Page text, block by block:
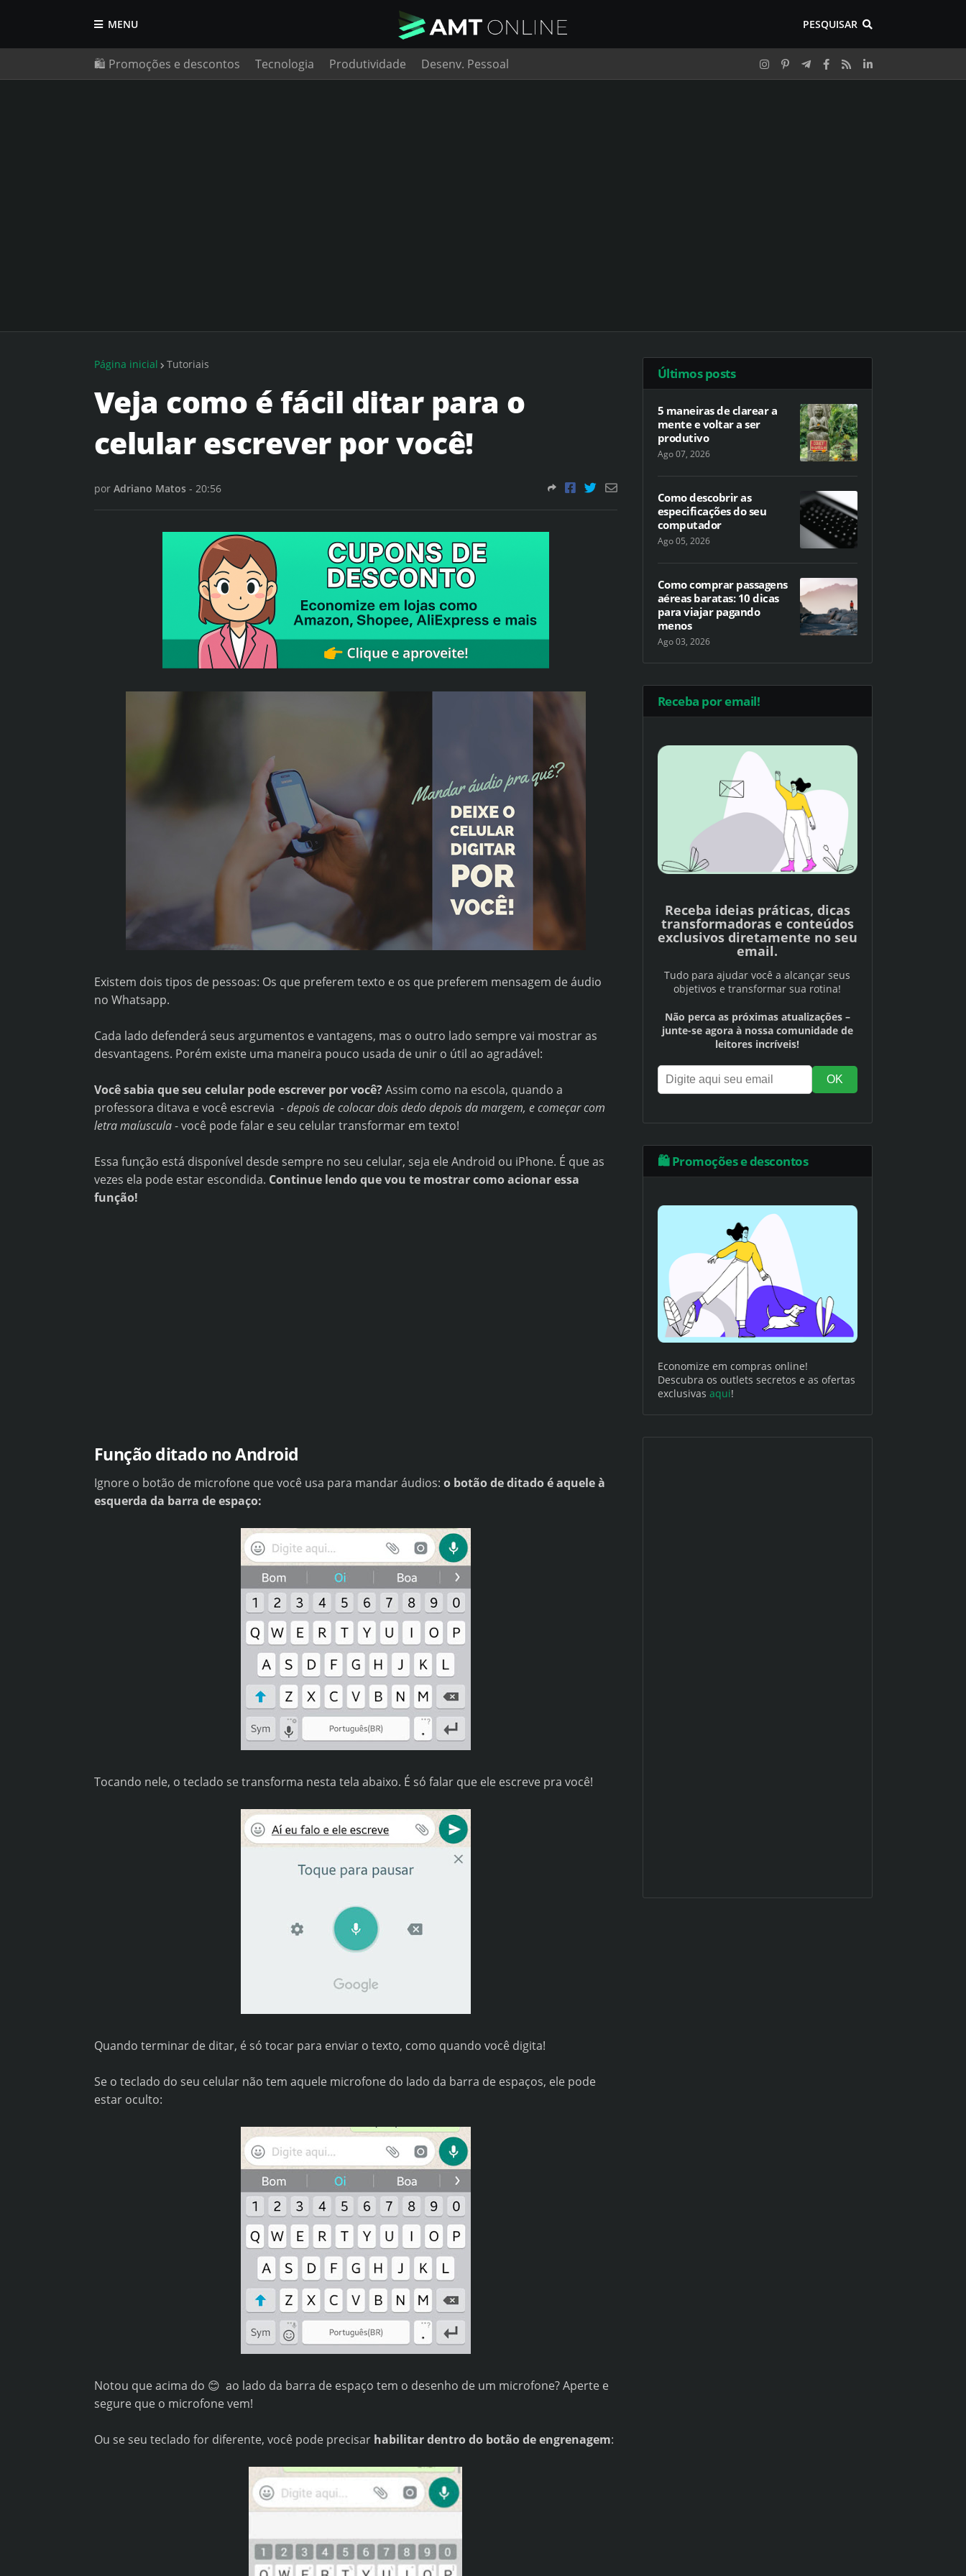
MENU PESQUISAR
🛍️ Promoções e descontos Tecnologia Produtividade Desenv. Pessoal
Página inicial Tutoriais
Veja como é fácil ditar para o
celular escrever por você!
por Adriano Matos - 20:56
Existem dois tipos de pessoas: Os que preferem texto e os que preferem mensagem de áudio
no Whatsapp.
Cada lado defenderá seus argumentos e vantagens, mas o outro lado sempre vai mostrar as
desvantagens. Porém existe uma maneira pouco usada de unir o útil ao agradável:
Você sabia que seu celular pode escrever por você?Assim como na escola, quando a
professora ditava e você escrevia -depois de colocar dois dedo depois da margem, e começar com
letra maíuscula- você pode falar e seu celular transformar em texto!
Essa função está disponível desde sempre no seu celular, seja ele Android ou iPhone. É que as
vezes ela pode estar escondida. Continue lendo que vou te mostrar como acionar essa
função!
Função ditado no Android
Ignore o botão de microfone que você usa para mandar áudios: o botão de ditado é aquele à
esquerda da barra de espaço:
Tocando nele, o teclado se transforma nesta tela abaixo. É só falar que ele escreve pra você!
Quando terminar de ditar, é só tocar para enviar o texto, como quando você digita!
Se o teclado do seu celular não tem aquele microfone do lado da barra de espaços, ele pode
estar oculto:
Notou que acima do 😊 ao lado da barra de espaço tem o desenho de um microfone? Aperte e
segure que o microfone vem!
Ou se seu teclado for diferente, você pode precisar habilitar dentro do botão de engrenagem:
Últimos posts
5 maneiras de clarear a
mente e voltar a ser
produtivo
Ago 07, 2026
Como descobrir as
especificações do seu
computador
Ago 05, 2026
Como comprar passagens
aéreas baratas: 10 dicas
para viajar pagando
menos
Ago 03, 2026
Receba por email!
Receba ideias práticas, dicas
transformadoras e conteúdos
exclusivos diretamente no seu
email.
Tudo para ajudar você a alcançar seus
objetivos e transformar sua rotina!
Não perca as próximas atualizações –
junte-se agora à nossa comunidade de
leitores incríveis!
🛍️ Promoções e descontos
Economize em compras online!
Descubra os outlets secretos e as ofertas
exclusivas aqui!